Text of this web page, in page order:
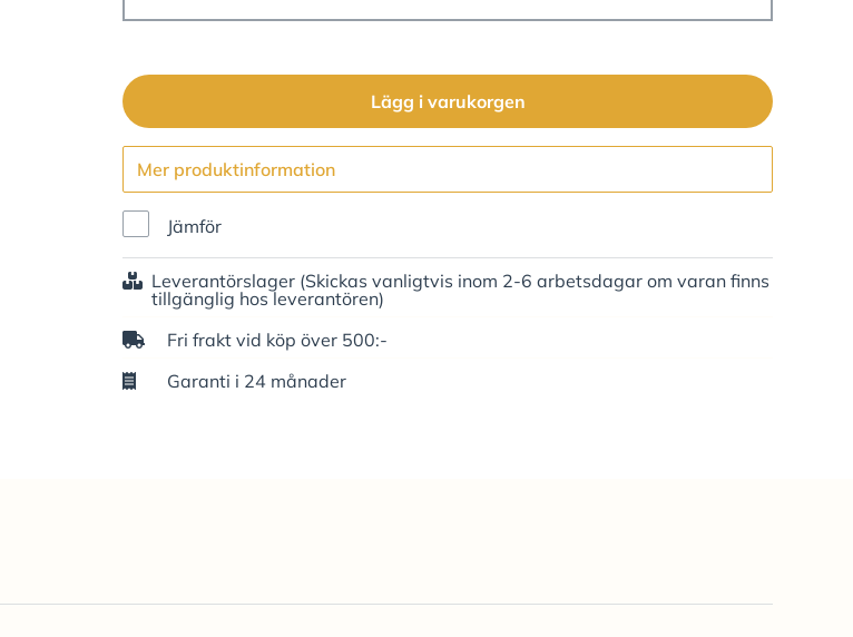
Lägg i varukorgen
Mer produktinformation
Jämför
Leverantörslager (Skickas vanligtvis inom 2-6 arbetsdagar om varan finns
tillgänglig hos leverantören)
Fri frakt vid köp över 500:-
Garanti i 24 månader